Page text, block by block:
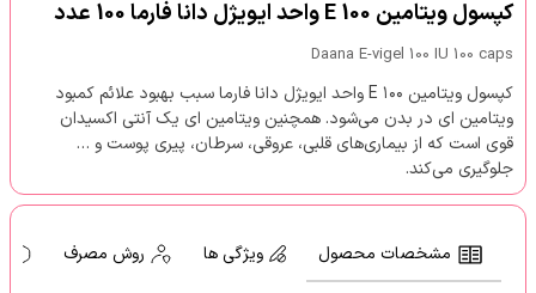
کپسول ویتامین E 100 واحد ایویژل دانا فارما 100 عدد
Daana E-vigel 100 IU 100 caps
کپسول ویتامین E ۱۰۰ واحد ایویژل دانا فارما سبب بهبود علائم کمبود
ویتامین ای در بدن می‌شود. همچنین ویتامین ای یک آنتی اکسیدان
قوی است که از بیماری‌های قلبی، عروقی، سرطان، پیری پوست و …
جلوگیری می‌کند.
مشخصات محصول ویژگی ها روش مصرف